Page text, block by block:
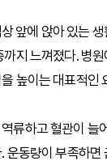
앞에 앉아 있는
지 느껴졌다. 병
높이는 대표적인
류하고 혈관이 늘
동량이 부족하